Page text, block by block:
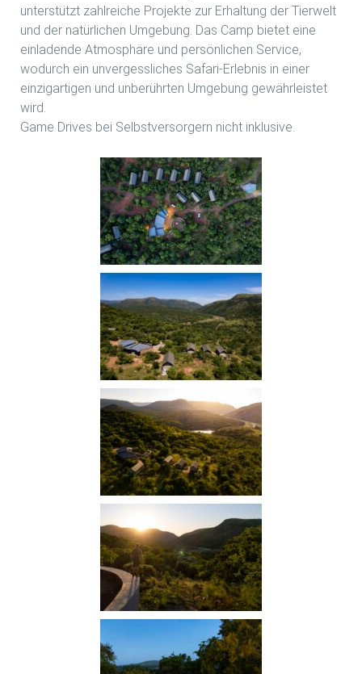
unterstützt zahlreiche Projekte zur Erhaltung der Tierwelt
und der natürlichen Umgebung. Das Camp bietet eine
einladende Atmosphäre und persönlichen Service,
wodurch ein unvergessliches Safari-Erlebnis in einer
einzigartigen und unberührten Umgebung gewährleistet
wird.
Game Drives bei Selbstversorgern nicht inklusive.